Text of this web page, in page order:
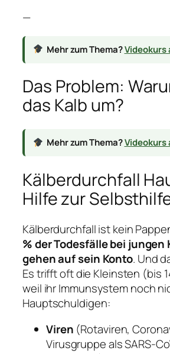
—
Mehr zum Thema?Videokurs
Das Problem:
das Kalb um?
Mehr zum Thema?Videokurs
Kälberdurchfall
Hilfe zur
Kälberdurchfall ist kein
% der Todesfälle bei jungen
gehen auf sein Konto. Und
Es trifft oft die Kleinsten (bis
weil ihr Immunsystem noch
Hauptschuldigen:
Viren (Rotaviren,
Virusgruppe als SARS-